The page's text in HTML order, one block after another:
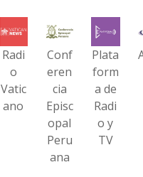
Radi
o
Vatic
ano
Conf
eren
cia
Episc
opal
Peru
ana
Plata
form
a de
Radi
o y
TV